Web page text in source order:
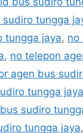
sudiro tungga
tungga jaya, no
, no telepon
agen bus
tungga jaya
sudiro
tungga jaya,